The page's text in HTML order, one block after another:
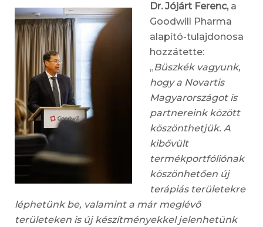
Dr. Jójárt Ferenc,a
Goodwill Pharma
alapító-tulajdonosa
hozzátette:
„Büszkék vagyunk,
hogy a Novartis
Magyarországot is
partnereink között
köszönthetjük. A
kibővült
termékportfóliónak
köszönhetően új
terápiás területekre
léphetünk be, valamint a már meglévő
területeken is új készítményekkel jelenhetünk